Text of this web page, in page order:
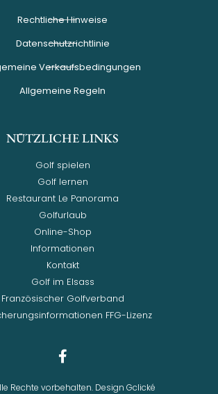
Rechtliche Hinweise
Datenschutzrichtlinie
Verkaufsbedingungen
Allgemeine Regeln
NÜTZLICHE LINKS
Golf spielen
Golf lernen
Restaurant Le Panorama
Golfurlaub
Online-Shop
Informationen
Kontakt
Golf im Elsass
Französischer Golfverband
FFG-Lizenz
Rechte vorbehalten. Design Gclické